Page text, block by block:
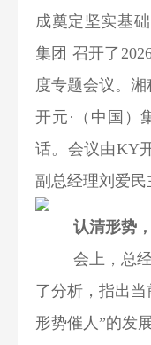
成奠定坚实基
集团 召开了
度专题会议。
开元·（中国）
话。会议由KY
副总经理刘爱民
认清形势
会上，总
了分析，指出当
形势催人”的发